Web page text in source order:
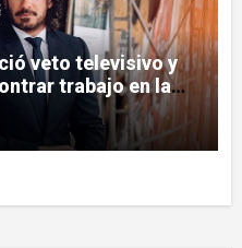
veto televisivo y
trabajo en la